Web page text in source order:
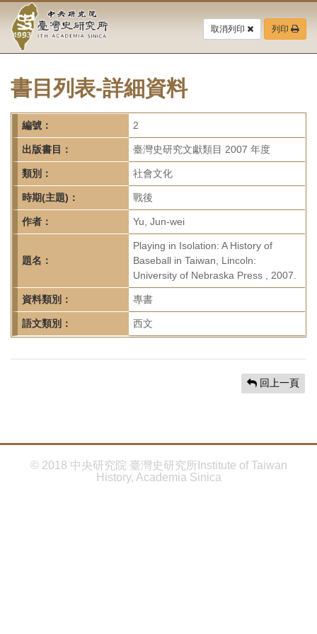
要
中
央
研
究
院-
臺
灣
史
研
究
所-
首
頁
取消列印 列印
書目列表-詳細資料
編號： 2
出版書目： 臺灣史研究文獻類目 2007 年度
類別： 社會文化
時期(主題)： 戰後
作者： Yu, Jun-wei
題名：
Playing in Isolation: A History of
Baseball in Taiwan, Lincoln:
University of Nebraska Press , 2007.
資料類別： 專書
語文類別： 西文
回上一頁
© 2018 中央研究院 臺灣史研究所Institute of Taiwan
History, Academia Sinica